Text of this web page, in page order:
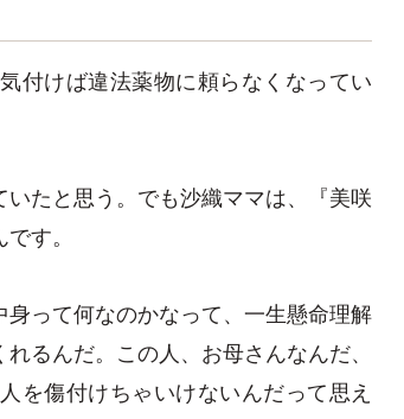
付けば違法薬物に頼らなくなってい
たと思う。でも沙織ママは、『美咲
す。
って何なのかなって、一生懸命理解
るんだ。この人、お母さんなんだ、
を傷付けちゃいけないんだって思え